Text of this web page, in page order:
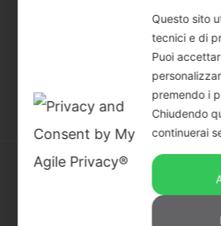
Libretto Eventi – estate 2026
© 2026 Piccoli Musei a Primiero -
Castrozza | CF & P.IVA
Questo sito
tecnici e di
Puoi
premendo i
Chiudendo
continuerai